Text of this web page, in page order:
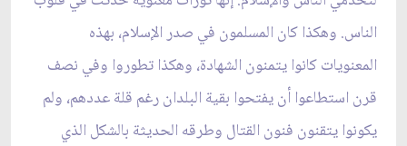
الناس. وهكذا كان المسلمون في صدر الإسلام، بهذه
المعنويات كانوا يتمنون الشهادة، وهكذا تطوروا وفي نصف
قرن استطاعوا أن يفتحوا بقية البلدان رغم قلة عددهم، ولم
يكونوا يتقنون فنون القتال وطرقه الحديثة بالشكل الذي